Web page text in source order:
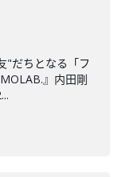
"だちとなる「フ
』内田剛